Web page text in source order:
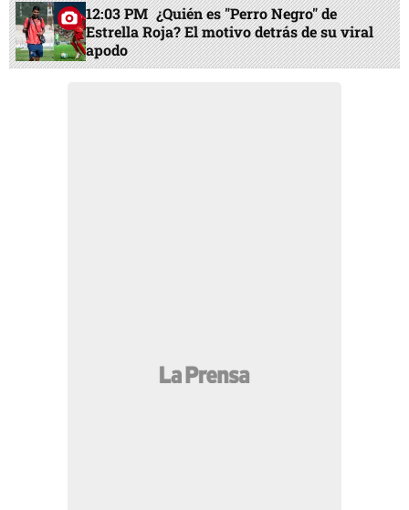
12:03 PM ¿Quién es "Perro Negro" de
Estrella Roja? El motivo detrás de su viral
apodo